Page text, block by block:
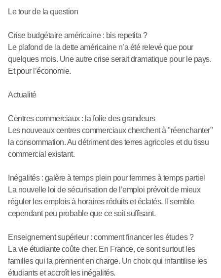
Le tour de la question
Crise budgétaire américaine : bis repetita ?
Le plafond de la dette américaine n’a été relevé que pour
quelques mois. Une autre crise serait dramatique pour le pays.
Et pour l’économie.
Actualité
Centres commerciaux : la folie des grandeurs
Les nouveaux centres commerciaux cherchent à "réenchanter"
la consommation. Au détriment des terres agricoles et du tissu
commercial existant.
Inégalités : galère à temps plein pour femmes à temps partiel
La nouvelle loi de sécurisation de l’emploi prévoit de mieux
réguler les emplois à horaires réduits et éclatés. Il semble
cependant peu probable que ce soit suffisant.
Enseignement supérieur : comment financer les études ?
La vie étudiante coûte cher. En France, ce sont surtout les
familles qui la prennent en charge. Un choix qui infantilise les
étudiants et accroît les inégalités.